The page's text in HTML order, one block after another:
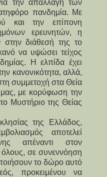
την απαλλαγή των
πανδημία. Με
και την επίπονη
ερευνητών, η
στην διάθεσή της το
να υψώσει τείχος
Η ελπίδα έχει
κανονικότητα, αλλά,
συμμετοχή στα Θεία
με κορύφωση την
Μυστήριο της Θείας
της Ελλάδος,
αποτελεί
απέναντι στον
σε συνεννόηση
το δώρο αυτό
προκειμένου να